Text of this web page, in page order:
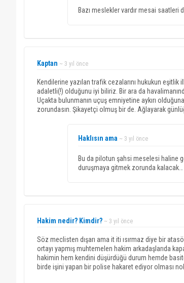
Bazı meslekler vardır mesai saatleri
Kaptan ~ 3 yıl önce
Kendilerine yazılan trafik cezalarını hukukun
adaletli(!) olduğunu iyi biliriz. Bir ara da
Uçakta bulunmanın uçuş emniyetine aykırı
zorundasın. Şikayetçi olmuş bir de. Ağlayarak
Haklısın ama ~ 3 yıl önce
Bu da pilotun şahsi meselesi haline
duruşmaya gitmek zorunda kalacak…
Hakim nedir? Kimdir? ~ 3 yıl önce
Söz meclisten dışarı ama it iti ısırmaz diye bir
ortayı yapmış muhtemelen hakim arkadaşlarıda
hakimin hem kendini düşürdüğü durum hemde
birde işini yapan bir polise hakaret ediyor olması